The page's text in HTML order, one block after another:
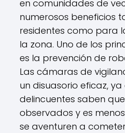
en comunidades de
numerosos beneficios
residentes como para
la zona. Uno de los
es la prevención de
Las cámaras de
un disuasorio eficaz,
delincuentes saben
observados y es
se aventuren a